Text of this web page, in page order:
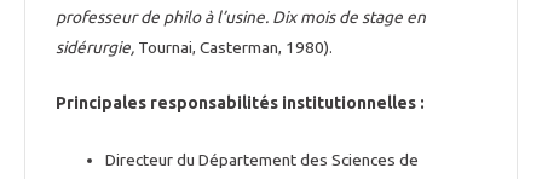
professeur de philo à l’usine. Dix mois de stage en
sidérurgie, Tournai, Casterman, 1980).
Principales responsabilités institutionnelles :
Directeur du Département des Sciences de